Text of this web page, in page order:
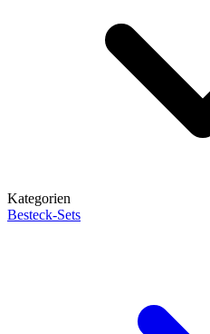
Kategorien
Besteck-Sets